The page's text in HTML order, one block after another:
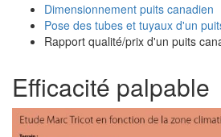
Dimensionnement puits canadien
Pose des tubes et tuyaux d'un
Rapport qualité/prix d'un puits
Efficacité palpable